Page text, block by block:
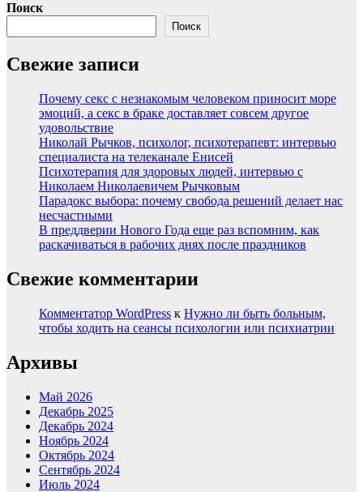
Поиск
Поиск
Свежие записи
Почему секс с незнакомым человеком приносит море
эмоций, а секс в браке доставляет совсем другое
удовольствие
Николай Рычков, психолог, психотерапевт: интервью
специалиста на телеканале Енисей
Психотерапия для здоровых людей, интервью с
Николаем Николаевичем Рычковым
Парадокс выбора: почему свобода решений делает нас
несчастными
В преддверии Нового Года еще раз вспомним, как
раскачиваться в рабочих днях после праздников
Свежие комментарии
Комментатор WordPress к Нужно ли быть больным,
чтобы ходить на сеансы психологии или психиатрии
Архивы
Май 2026
Декабрь 2025
Декабрь 2024
Ноябрь 2024
Октябрь 2024
Сентябрь 2024
Июль 2024